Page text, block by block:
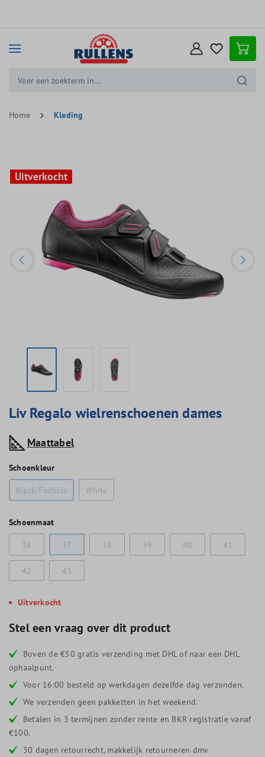
Home Kleding
Uitverkocht
Uitverkocht
Liv Regalo wielrenschoenen dames
Maattabel
Schoenkleur
Black/Fuchsia
White
Schoenmaat
36
37 38 39 40 41
42 43
Uitverkocht
Stel een vraag over dit product
Boven de €50 gratis verzending met DHL of naar een DHL
ophaalpunt.
Voor 16:00 besteld op werkdagen dezelfde dag verzonden.
We verzenden geen pakketten in het weekend.
Betalen in 3 termijnen zonder rente en BKR registratie vanaf
€100.
30 dagen retourrecht, makkelijk retourneren dmv